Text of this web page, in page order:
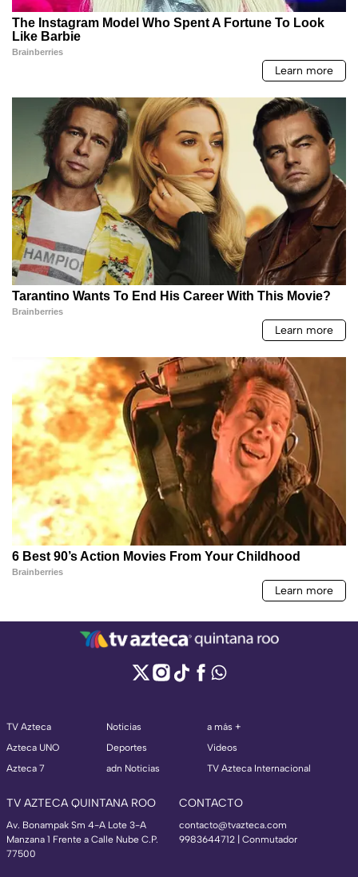
TV Azteca
Azteca UNO
Azteca 7
Noticias
Deportes
adn Noticias
a más +
Videos
TV Azteca Internacional
TV AZTECA QUINTANA ROO
Av. Bonampak Sm 4-A Lote 3-A
Manzana 1 Frente a Calle Nube C.P.
77500
CONTACTO
contacto@tvazteca.com
9983644712 | Conmutador